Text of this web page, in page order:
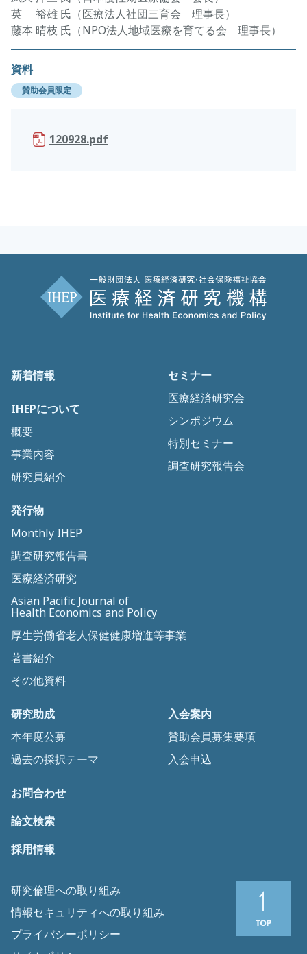
英 裕雄 氏（医療法人社団三育会 理事長）
藤本 晴枝 氏（NPO法人地域医療を育てる会 理事長）
資料
賛助会員限定
120928.pdf
新着情報
IHEPについて
概要
事業内容
研究員紹介
セミナー
医療経済研究会
シンポジウム
特別セミナー
調査研究報告会
発行物
Monthly IHEP
調査研究報告書
医療経済研究
Asian Pacific Journal of
Health Economics and Policy
厚生労働省老人保健健康増進等事業
著書紹介
その他資料
研究助成
本年度公募
過去の採択テーマ
入会案内
賛助会員募集要項
入会申込
お問合わせ
論文検索
採用情報
研究倫理への取り組み
情報セキュリティへの取り組み
プライバシーポリシー